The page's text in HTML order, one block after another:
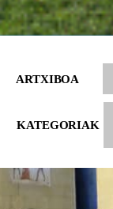
ARTXIBOA
KATEGORIAK